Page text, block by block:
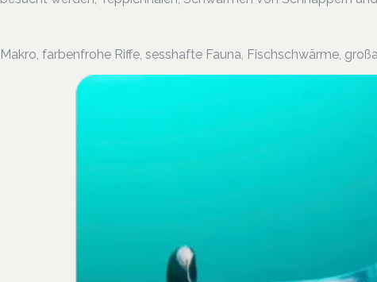
Makro, farbenfrohe Riffe, sesshafte Fauna, Fischschwärme,